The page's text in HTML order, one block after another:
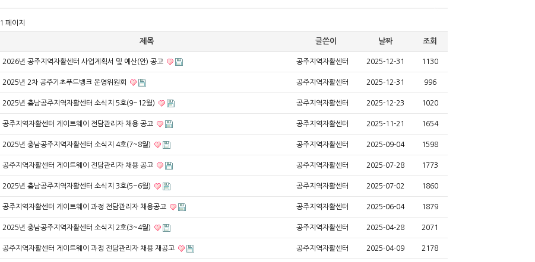
1 페이지
제목 글쓴이 날짜 조회
2026년 공주지역자활센터 사업계획서 및 예산(안) 공고 공주지역자활센터 2025-12-31 1130
2025년 2차 공주기초푸드뱅크 운영위원회 공주지역자활센터 2025-12-31 996
2025년 충남공주지역자활센터 소식지 5호(9~12월) 공주지역자활센터 2025-12-23 1020
공주지역자활센터 게이트웨이 전담관리자 채용 공고 공주지역자활센터 2025-11-21 1654
2025년 충남공주지역자활센터 소식지 4호(7~8월) 공주지역자활센터 2025-09-04 1598
공주지역자활센터 게이트웨이 전담관리자 채용 공고 공주지역자활센터 2025-07-28 1773
2025년 충남공주지역자활센터 소식지 3호(5~6월) 공주지역자활센터 2025-07-02 1860
공주지역자활센터 게이트웨이 과정 전담관리자 채용공고 공주지역자활센터 2025-06-04 1879
2025년 충남공주지역자활센터 소식지 2호(3~4월) 공주지역자활센터 2025-04-28 2071
공주지역자활센터 게이트웨이 과정 전담관리자 채용 재공고 공주지역자활센터 2025-04-09 2178